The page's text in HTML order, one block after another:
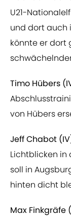
U21-
und dort auch
könnte er dort
Timo Hübers
von Hübers
Jeff Chabot
Lichtblicken in
soll in
hinten dicht
Max Finkgräfe